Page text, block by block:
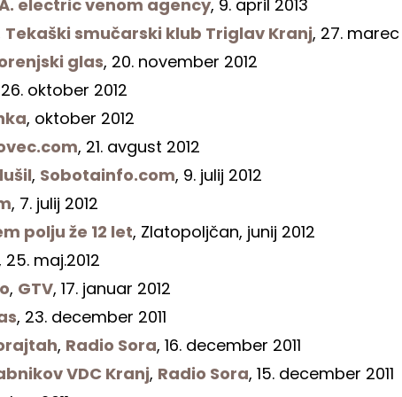
electric venom agency, 9. april 2013
Tekaški smučarski klub Triglav Kranj, 27. marec
glas, 20. november 2012
oktober 2012
, oktober 2012
, 21. avgust 2012
, Sobotainfo.com, 9. julij 2012
, 7. julij 2012
polju že 12 let, Zlatopoljčan, junij 2012
25. maj.2012
, GTV, 17. januar 2012
, 23. december 2011
, Radio Sora, 16. december 2011
VDC Kranj, Radio Sora, 15. december 2011